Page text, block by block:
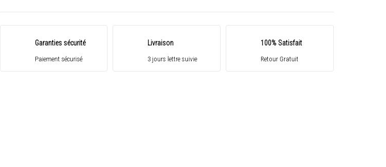
Garanties sécurité
Paiement sécurisé
Livraison
3 jours lettre suivie
100% Satisfait
Retour Gratuit